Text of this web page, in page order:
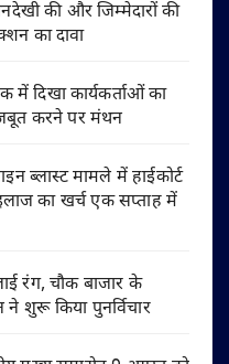
की और जिम्मेदारों की
का दावा
में दिखा कार्यकर्ताओं का
करने पर मंथन
ब्लास्ट मामले में हाईकोर्ट
का खर्च एक सप्ताह में
रंग, चौक बाजार के
ने शुरू किया पुनर्विचार